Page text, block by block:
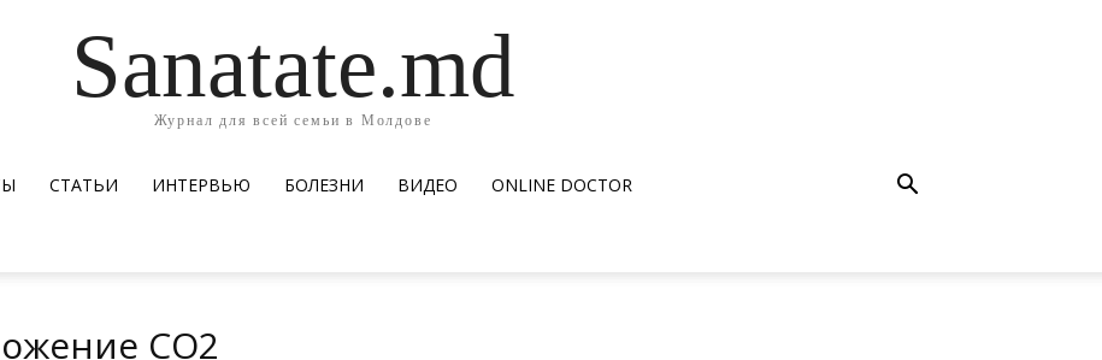
Sanatate.md
Журнал для всей семьи в Молдове
СТАТЬИ ИНТЕРВЬЮ БОЛЕЗНИ ВИДЕО ОNLINE DOCTOR
СО2